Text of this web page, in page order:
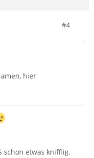
#4
hier
schon etwas knifflig,